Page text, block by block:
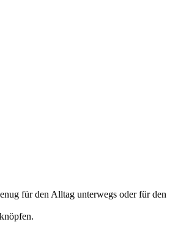
für den Alltag unterwegs oder für den